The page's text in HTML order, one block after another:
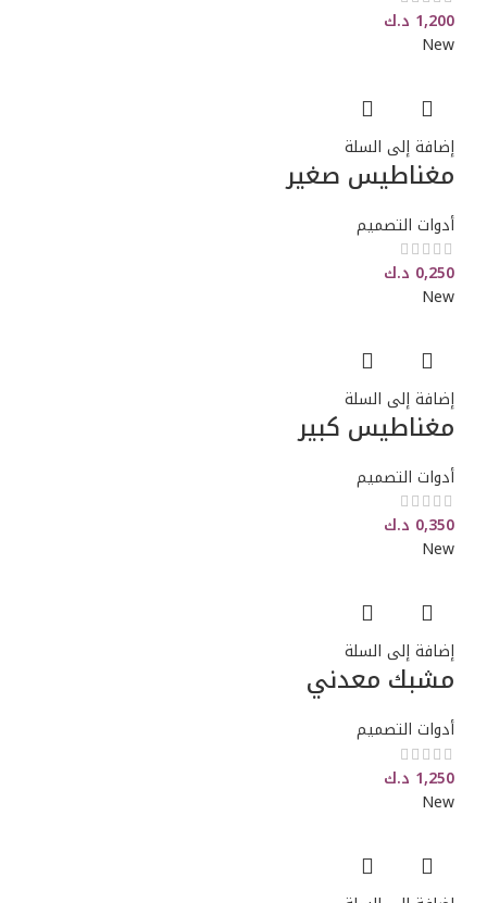
1,200 د.ك
New
إضافة إلى السلة
مغناطيس صغير
أدوات التصميم
0,250 د.ك
New
إضافة إلى السلة
مغناطيس كبير
أدوات التصميم
0,350 د.ك
New
إضافة إلى السلة
مشبك معدني
أدوات التصميم
1,250 د.ك
New